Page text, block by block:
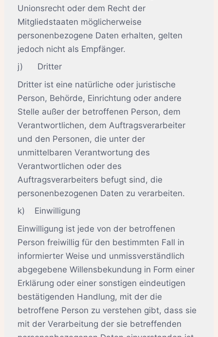
Unionsrecht oder dem Recht der
Mitgliedstaaten möglicherweise
personenbezogene Daten erhalten, gelten
jedoch nicht als Empfänger.
j) Dritter
Dritter ist eine natürliche oder juristische
Person, Behörde, Einrichtung oder andere
Stelle außer der betroffenen Person, dem
Verantwortlichen, dem Auftragsverarbeiter
und den Personen, die unter der
unmittelbaren Verantwortung des
Verantwortlichen oder des
Auftragsverarbeiters befugt sind, die
personenbezogenen Daten zu verarbeiten.
k) Einwilligung
Einwilligung ist jede von der betroffenen
Person freiwillig für den bestimmten Fall in
informierter Weise und unmissverständlich
abgegebene Willensbekundung in Form einer
Erklärung oder einer sonstigen eindeutigen
bestätigenden Handlung, mit der die
betroffene Person zu verstehen gibt, dass sie
mit der Verarbeitung der sie betreffenden